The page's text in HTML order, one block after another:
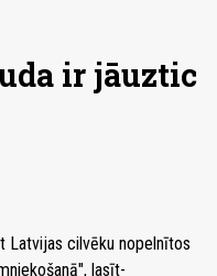
ir jāuztic
Latvijas cilvēku nopelnītos
lasīt-